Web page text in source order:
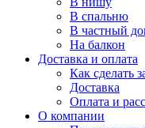
В спальню
В частный
На балкон
Доставка и оплата
Как сделать
Доставка
Оплата и
О компании